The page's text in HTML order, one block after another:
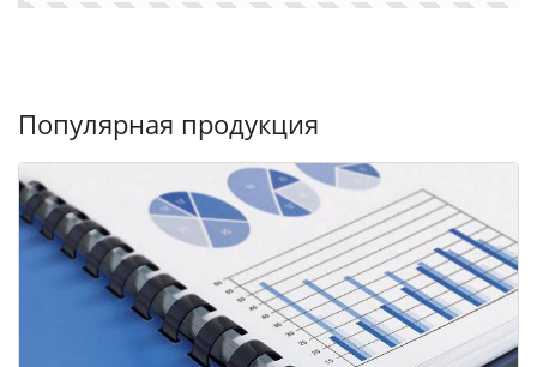
Популярная продукция